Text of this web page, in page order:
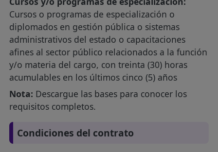
Cursos o programas de especialización o
diplomados en gestión pública o sistemas
administrativos del estado o capacitaciones
afines al sector público relacionados a la función
y/o materia del cargo, con treinta (30) horas
acumulables en los últimos cinco (5) años
Nota: Descargue las bases para conocer los
requisitos completos.
Condiciones del contrato